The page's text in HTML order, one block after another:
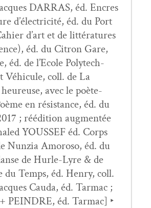
DARRAS, éd. Encres
d’élec­tric­ité, éd. du Port
d’art et de lit­téra­tures
éd. du Cit­ron Gare,
éd. de l’Ecole Poly­tech­
Véhicule, coll. de La
avec le poète-
en résis­tance, éd. du
; réédi­tion aug­men­tée
YOUSSEF éd. Corps
Nun­zia Amoroso, éd. du
de Hurle-Lyre & de
du Temps, éd. Hen­ry, coll.
Cau­da, éd. Tar­mac ;
PEINDRE, éd. Tar­mac] ‣